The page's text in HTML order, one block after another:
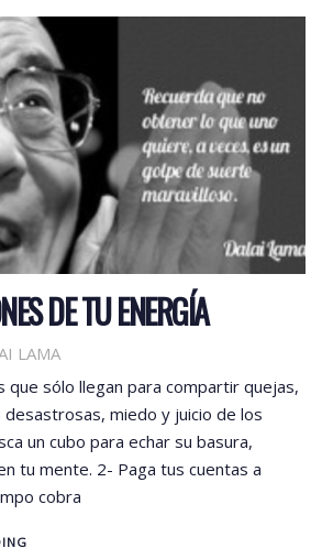
DE TU ENERGÍA
LAMA
que sólo llegan para compartir quejas,
miedo y juicio de los
un cubo para echar su basura,
tu mente. 2- Paga tus cuentas a
cobra